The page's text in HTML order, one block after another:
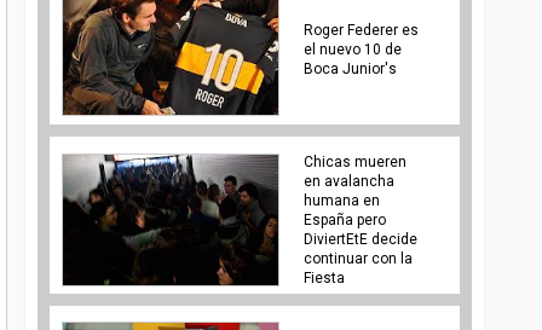
Roger Federer es
el nuevo 10 de
Boca Junior's
Chicas mueren
en avalancha
humana en
España pero
DiviertEtE decide
continuar con la
Fiesta